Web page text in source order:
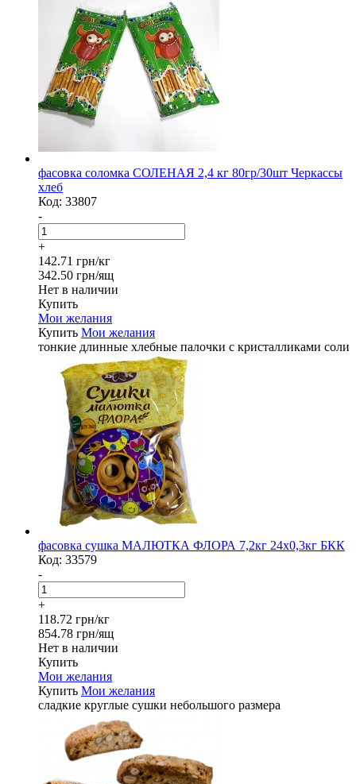
фасовка соломка СОЛЕНАЯ 2,4 кг 80гр/30шт Черкассы
хлеб
Код: 33807
-
+
142.71 грн/кг
342.50 грн/ящ
Нет в наличии
Купить
Мои желания
Купить Мои желания
тонкие длинные хлебные палочки с кристалликами соли
фасовка сушка МАЛЮТКА ФЛОРА 7,2кг 24х0,3кг БКК
Код: 33579
-
+
118.72 грн/кг
854.78 грн/ящ
Нет в наличии
Купить
Мои желания
Купить Мои желания
сладкие круглые сушки небольшого размера